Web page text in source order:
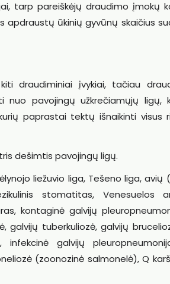
tarp pareiškėjų draudimo įmokų
apdraustų ūkinių gyvūnų skaičius
draudiminiai įvykiai, tačiau
pavojingų užkrečiamųjų ligų,
paprastai tektų išnaikinti visus
dešimtis pavojingų ligų.
liežuvio liga, Tešeno liga, avių
stomatitas, Venesuelos
kontaginė galvijų
galvijų tuberkuliozė, galvijų
infekcinė galvijų
(zoonozinė salmonelė), Q